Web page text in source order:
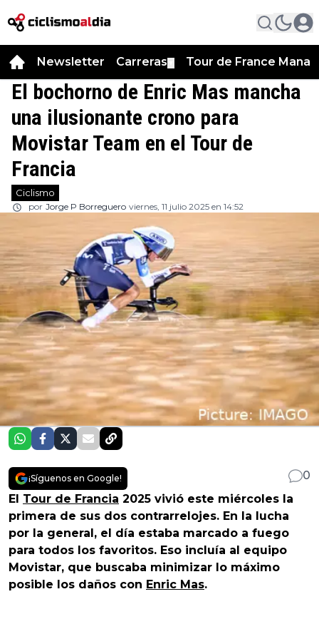
Newsletter Carreras Tour de France
El bochorno de Enric Mas mancha
una ilusionante crono para
Movistar Team en el Tour de
Francia
Ciclismo
por Jorge P Borreguero viernes, 11 julio 2025 en 14:52
¡Síguenos en Google!
0
El Tour de Francia 2025 vivió este miércoles la
primera de sus dos contrarrelojes. En la lucha
por la general, el día estaba marcado a fuego
para todos los favoritos. Eso incluía al equipo
Movistar, que buscaba minimizar lo máximo
posible los daños con Enric Mas.